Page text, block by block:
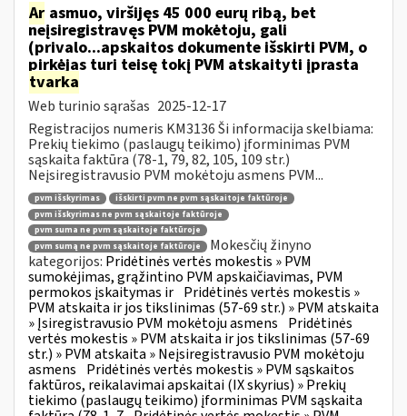
Ar asmuo, viršijęs 45 000 eurų ribą, bet
neįsiregistravęs PVM mokėtoju, gali
(privalo...apskaitos dokumente išskirti PVM, o
pirkėjas turi teisę tokį PVM atskaityti įprasta
tvarka
Web turinio sąrašas 2025-12-17
Registracijos numeris KM3136 Ši informacija skelbiama:
Prekių tiekimo (paslaugų teikimo) įforminimas PVM
sąskaita faktūra (78-1, 79, 82, 105, 109 str.)
Neįsiregistravusio PVM mokėtoju asmens PVM...
pvm išskyrimas
išskirti pvm ne pvm sąskaitoje faktūroje
pvm išskyrimas ne pvm sąskaitoje faktūroje
pvm suma ne pvm sąskaitoje faktūroje
pvm sumą ne pvm sąskaitoje faktūroje
Mokesčių žinyno
kategorijos: Pridėtinės vertės mokestis » PVM
sumokėjimas, grąžintino PVM apskaičiavimas, PVM
permokos įskaitymas ir Pridėtinės vertės mokestis »
PVM atskaita ir jos tikslinimas (57-69 str.) » PVM atskaita
» Įsiregistravusio PVM mokėtoju asmens Pridėtinės
vertės mokestis » PVM atskaita ir jos tikslinimas (57-69
str.) » PVM atskaita » Neįsiregistravusio PVM mokėtoju
asmens Pridėtinės vertės mokestis » PVM sąskaitos
faktūros, reikalavimai apskaitai (IX skyrius) » Prekių
tiekimo (paslaugų teikimo) įforminimas PVM sąskaita